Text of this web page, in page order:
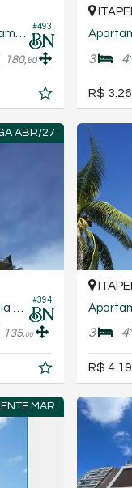
#493
Apartamento no Edifício Cambirela Residence
180,60 3 4
R$
ABR/27
#394
135,00 3 4
R$
MAR